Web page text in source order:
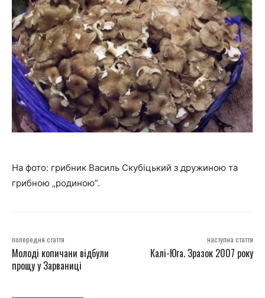
На фото: грибник Василь Скубіцький з дружиною та
грибною „родиною”.
попередня стаття
Молоді копичани відбули
прощу у Зарваниці
наступна стаття
Калі-Юга. Зразок 2007 року